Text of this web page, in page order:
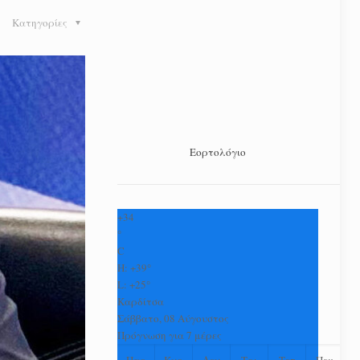
Κατηγορίες
Εορτολόγιο
+34
°
C
H:+39°
L:+25°
Καρδίτσα
Σάββατο, 08 Αύγουστος
Πρόγνωση για 7 μέρες